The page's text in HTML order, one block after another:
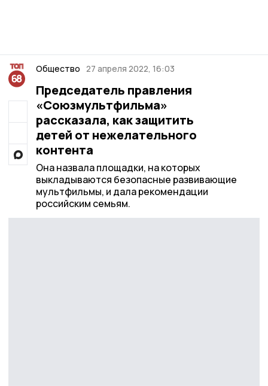
Общество 27 апреля 2022, 16:03
Председатель правления
«Союзмультфильма»
рассказала, как защитить
детей от нежелательного
контента
Она назвала площадки, на которых
выкладываются безопасные развивающие
мультфильмы, и дала рекомендации
российским семьям.